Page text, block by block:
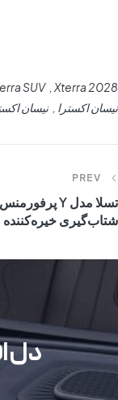
2028 Xterra
SUV
نیسان اکسترا
نیسان اکسترا
PREV
شتاب‌گیری خیره‌کننده
دل